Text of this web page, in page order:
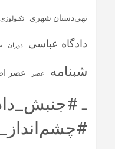
تهی‌دستان شهری
دادگاه عباسی دوران
شبنامه عصر عصر
ـ